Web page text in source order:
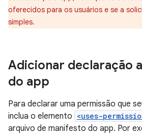
oferecidos para os usuários e se a
simples.
Adicionar declaração
do app
Para declarar uma permissão que
inclua o elemento <uses-
arquivo de manifesto do app. Por